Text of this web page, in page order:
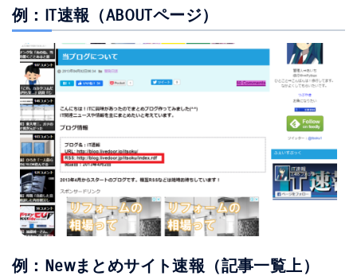
例：IT速報（ABOUTページ）
例：Newまとめサイト速報（記事一覧上）